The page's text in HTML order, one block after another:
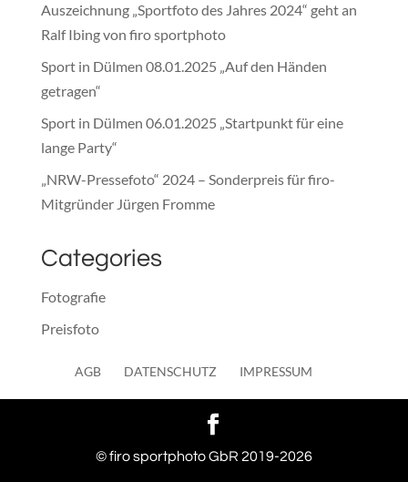
Auszeichnung „Sportfoto des Jahres 2024“ geht an
Ralf Ibing von firo sportphoto
Sport in Dülmen 08.01.2025 „Auf den Händen
getragen“
Sport in Dülmen 06.01.2025 „Startpunkt für eine
lange Party“
„NRW-Pressefoto“ 2024 – Sonderpreis für firo-
Mitgründer Jürgen Fromme
Categories
Fotografie
Preisfoto
AGB DATENSCHUTZ IMPRESSUM
© firo sportphoto GbR 2019-2026
WordPress Cookie Hinweis von Real Cookie Banner